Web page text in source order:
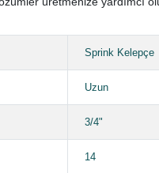
Sprink Kelepçe
Uzun
3/4"
14